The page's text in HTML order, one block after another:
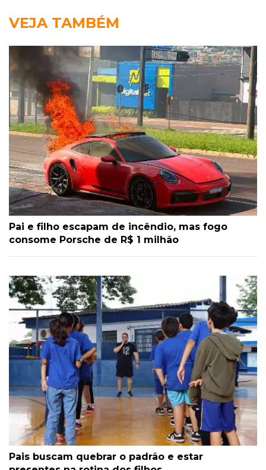
VEJA TAMBÉM
Pai e filho escapam de incêndio, mas fogo
consome Porsche de R$ 1 milhão
Pais buscam quebrar o padrão e estar